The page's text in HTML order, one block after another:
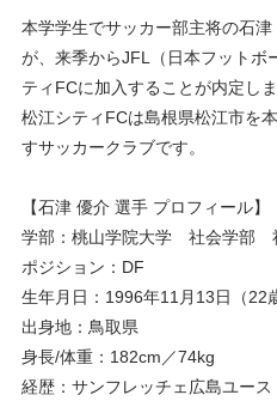
本学学生でサッカー部主将の石
が、来季からJFL（日本フットボ
ティFCに加入することが内定しま
松江シティFCは島根県松江市を
すサッカークラブです。
【石津 優介 選手 プロフィール】
学部：桃山学院大学 社会学部
ポジション：DF
生年月日：1996年11月13日（22
出身地：鳥取県
身長/体重：182cm／74kg
経歴：サンフレッチェ広島ユース